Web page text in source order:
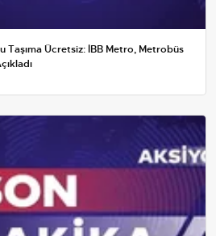
Taşıma Ücretsiz: İBB Metro, Metrobüs